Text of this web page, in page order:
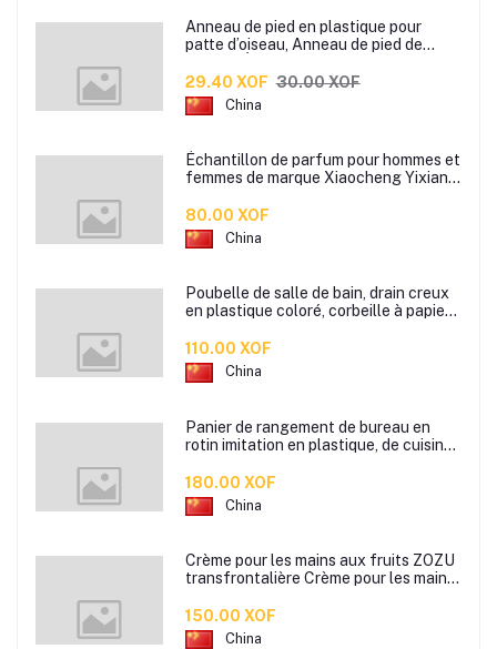
Anneau de pied en plastique pour
patte d’oiseau, Anneau de pied de
pour oiseaux
29.40 XOF 30.00 XOF
China
Échantillon de parfum pour hommes et
femmes de marque Xiaocheng Yixiang
80.00 XOF
China
Poubelle de salle de bain, drain creux
en plastique coloré, corbeille à papier
110.00 XOF
China
Panier de rangement de bureau en
rotin imitation en plastique, de cuisine
de rangement de salle de bain
180.00 XOF
China
Crème pour les mains aux fruits ZOZU
transfrontalière Crème pour les mains
80g
150.00 XOF
China